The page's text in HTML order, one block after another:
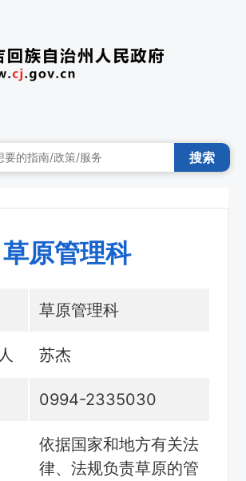
搜索
草原管理科
草原管理科
苏杰
0994-2335030
依据国家和地方有关法
律、法规负责草原的管